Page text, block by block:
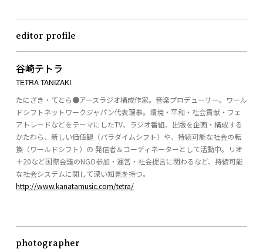
editor profile
谷崎テトラ
TETRA TANIZAKI
たにざき・てとら●アースラジオ構成作家。音楽プロデューサー。ワール
ドシフトネットワークジャパン代表理事。環境・平和・社会貢献・フェ
アトレードなどをテーマにしたTV、ラジオ番組、出版を企画・構成する
かたわら、新しい価値観（パラダイムシフト）や、持続可能な社会の転
換（ワールドシフト）の 発信者＆コーディネーターとして活動中。リオ
＋20など国際会議のNGO参加・運営・社会提言に関わるなど、持続可能
な社会システムに関して深い知見を持つ。
http://www.kanatamusic.com/tetra/
photographer